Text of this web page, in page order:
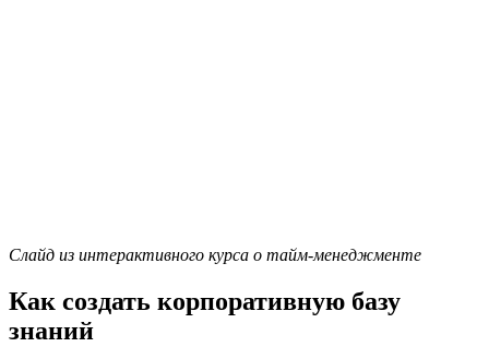
Слайд из интерактивного курса о тайм-менеджменте
Как создать корпоративную базу
знаний